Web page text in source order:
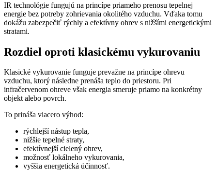
IR technológie fungujú na princípe priameho prenosu tepelnej
energie bez potreby zohrievania okolitého vzduchu. Vďaka tomu
dokážu zabezpečiť rýchly a efektívny ohrev s nižšími energetickými
stratami.
Rozdiel oproti klasickému vykurovaniu
Klasické vykurovanie funguje prevažne na princípe ohrevu
vzduchu, ktorý následne prenáša teplo do priestoru. Pri
infračervenom ohreve však energia smeruje priamo na konkrétny
objekt alebo povrch.
To prináša viacero výhod:
rýchlejší nástup tepla,
nižšie tepelné straty,
efektívnejší cielený ohrev,
možnosť lokálneho vykurovania,
vyššia energetická účinnosť.